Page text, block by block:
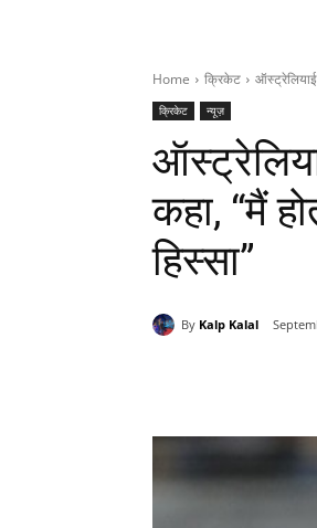
Home क्रिकेट
क्रिकेट न्यूज़
कहा, “मैं
हिस्सा”
By Kalp Kalal